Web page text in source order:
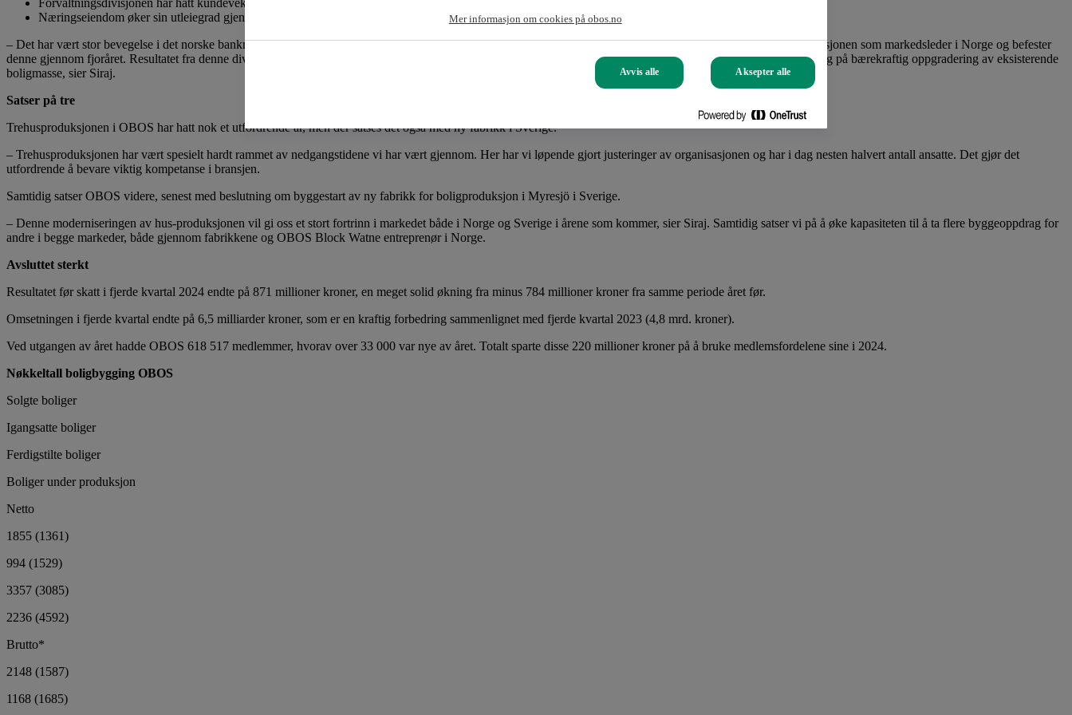
Næringseiendom øker sin utleiegrad gjennom året og får et resultat på 576 millioner kroner i 2024, mot minus 191 året før.
– Det har vært stor bevegelse i det norske bankmarkedet over en tid nå og OBOS-banken har tatt en tydelig posisjon som en utfordrer. Innen forvaltning har vi posisjonen som markedsleder i Norge og befester
denne gjennom fjoråret. Resultatet fra denne divisjonen øker betydelig i 2024 og vi planlegger for videre vekst med digitalisering av tjenestene våre og en økt satsing på bærekraftig oppgradering av eksisterende
boligmasse, sier Siraj.
Satser på tre
Trehusproduksjonen i OBOS har hatt nok et utfordrende år, men der satses det også med ny fabrikk i Sverige.
– Trehusproduksjonen har vært spesielt hardt rammet av nedgangstidene vi har vært gjennom. Her har vi løpende gjort justeringer av organisasjonen og har i dag nesten halvert antall ansatte. Det gjør det
utfordrende å bevare viktig kompetanse i bransjen.
Samtidig satser OBOS videre, senest med beslutning om byggestart av ny fabrikk for boligproduksjon i Myresjö i Sverige.
– Denne moderniseringen av hus-produksjonen vil gi oss et stort fortrinn i markedet både i Norge og Sverige i årene som kommer, sier Siraj. Samtidig satser vi på å øke kapasiteten til å ta flere byggeoppdrag for
andre i begge markeder, både gjennom fabrikkene og OBOS Block Watne entreprenør i Norge.
Avsluttet sterkt
Resultatet før skatt i fjerde kvartal 2024 endte på 871 millioner kroner, en meget solid økning fra minus 784 millioner kroner fra samme periode året før.
Omsetningen i fjerde kvartal endte på 6,5 milliarder kroner, som er en kraftig forbedring sammenlignet med fjerde kvartal 2023 (4,8 mrd. kroner).
Ved utgangen av året hadde OBOS 618 517 medlemmer, hvorav over 33 000 var nye av året. Totalt sparte disse 220 millioner kroner på å bruke medlemsfordelene sine i 2024.
Nøkkeltall boligbygging OBOS
Solgte boliger
Igangsatte boliger
Ferdigstilte boliger
Boliger under produksjon
Netto
1855 (1361)
994 (1529)
3357 (3085)
2236 (4592)
Brutto*
2148 (1587)
1168 (1685)
Mer informasjon om cookies på obos.no
Avvis alle Aksepter alle